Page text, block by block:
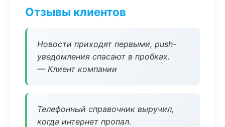
Отзывы клиентов
Новости приходят первыми, push-
уведомления спасают в пробках.
— Клиент компании
Телефонный справочник выручил,
когда интернет пропал.